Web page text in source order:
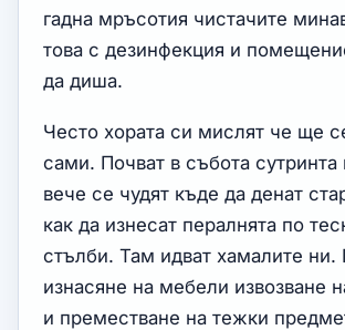
гадна мръсотия чистачите
това с дезинфекция и
да диша.
Често хората си мислят че ще
сами. Почват в събота сутринта
вече се чудят къде да денат
как да изнесат пералнята по
стълби. Там идват хамалите ни.
изнасяне на мебели извозване
и преместване на тежки